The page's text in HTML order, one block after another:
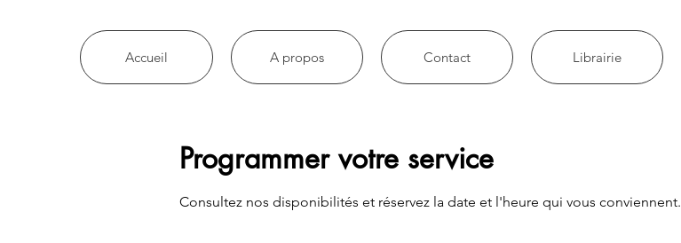
Accueil A propos Contact Librairie
Programmer votre service
Consultez nos disponibilités et réservez la date et l'heure qui vous conviennent.